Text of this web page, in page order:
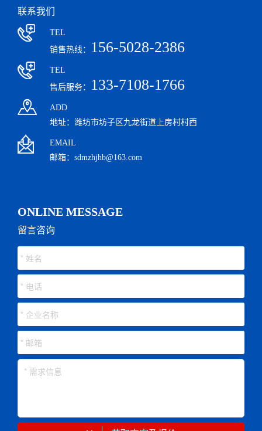
联系我们
TEL
销售热线：
156-5028-2386
TEL
售后服务：
133-7108-1766
ADD
地址：潍坊市坊子区九龙街道上房村村西
EMAIL
邮箱：sdmzhjhb@163.com
ONLINE MESSAGE
留言咨询